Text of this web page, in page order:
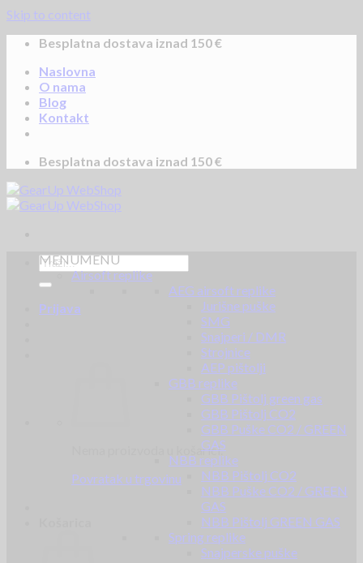
Skip to content
Besplatna dostava iznad 150 €
Naslovna
O nama
Blog
Kontakt
Besplatna dostava iznad 150 €
Prijava
Nema proizvoda u košarici.
Povratak u trgovinu
MENUMENU
Airsoft replike
AEG airsoft replike
Jurišne puške
SMG
Snajperi / DMR
Strojnice
AEP pištolji
GBB replike
GBB Pištolj green gas
GBB Pištolj CO2
GBB Puške CO2 / GREEN
GAS
NBB replike
NBB Pištolj CO2
NBB Puške CO2 / GREEN
GAS
NBB Pištolj GREEN GAS
Spring replike
Snajperske puške